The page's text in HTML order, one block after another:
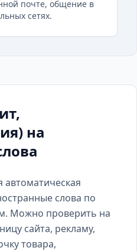
почте, общение в
сетях.
на
автоматическая
слова по
Можно проверить на
сайта, рекламу,
товара,